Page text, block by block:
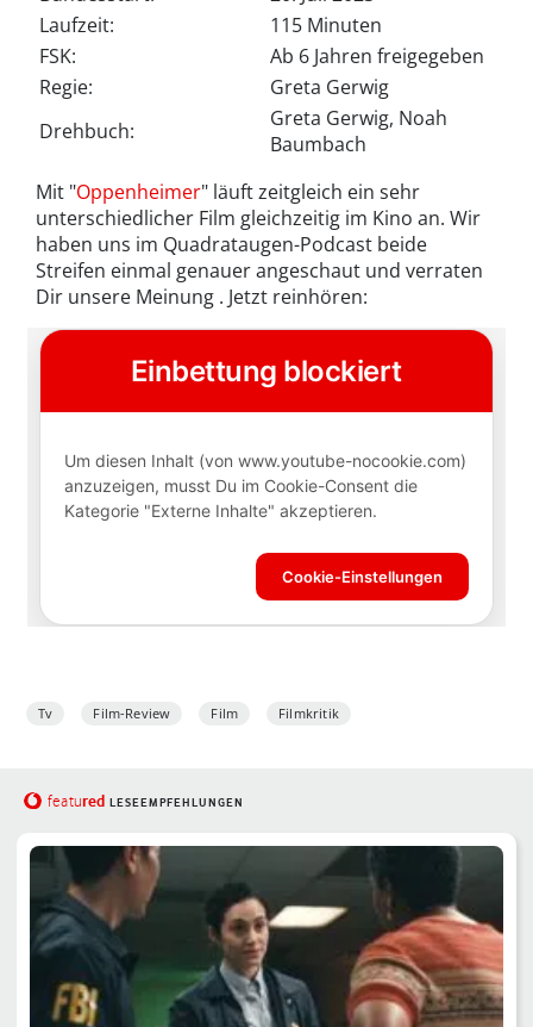
Laufzeit:
115 Minuten
FSK:
Ab 6 Jahren freigegeben
Regie:
Greta Gerwig
Drehbuch:
Greta Gerwig, Noah
Baumbach
Mit "Oppenheimer" läuft zeitgleich ein sehr
unterschiedlicher Film gleichzeitig im Kino an. Wir
haben uns im Quadrataugen-Podcast beide
Streifen einmal genauer angeschaut und verraten
Dir unsere Meinung . Jetzt reinhören:
Tv Film-Review Film Filmkritik
featured LESEEMPFEHLUNGEN